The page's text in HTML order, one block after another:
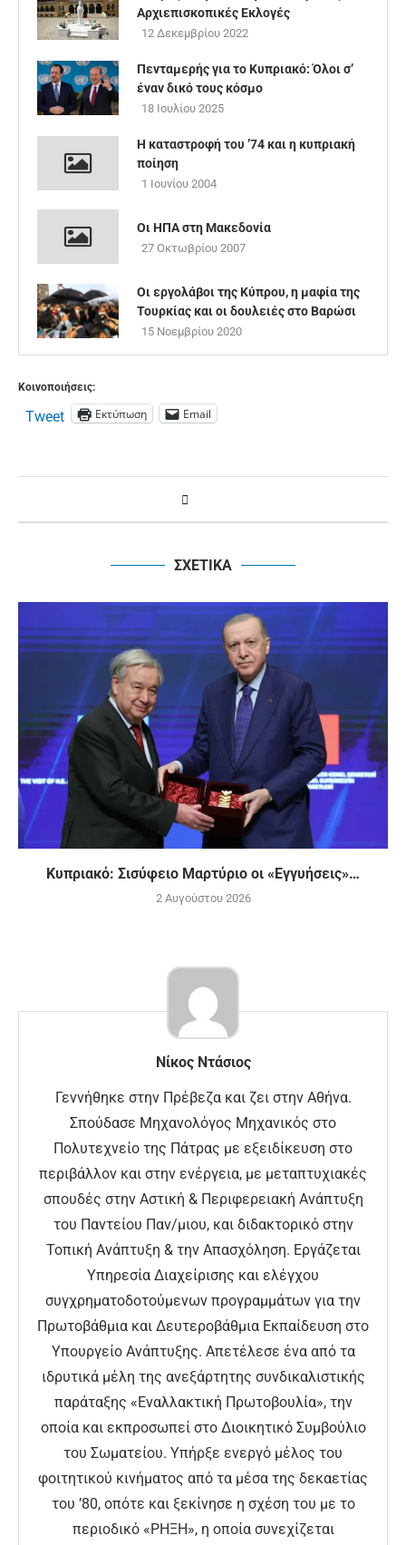
Αρχιεπισκοπικές Εκλογές
12 Δεκεμβρίου 2022
Πενταμερής για το Κυπριακό: Όλοι σ’
έναν δικό τους κόσμο
18 Ιουλίου 2025
Η καταστροφή του ’74 και η κυπριακή
ποίηση
1 Ιουνίου 2004
Οι ΗΠΑ στη Μακεδονία
27 Οκτωβρίου 2007
Οι εργολάβοι της Κύπρου, η μαφία της
Τουρκίας και οι δουλειές στο Βαρώσι
15 Νοεμβρίου 2020
Κοινοποιήσεις:
Tweet Εκτύπωση Email
ΣΧΕΤΙΚΑ
Κυπριακό: Σισύφειο Μαρτύριο οι «Εγγυήσεις»…
2 Αυγούστου 2026
Νίκος Ντάσιος
Γεννήθηκε στην Πρέβεζα και ζει στην Αθήνα.
Σπούδασε Μηχανολόγος Μηχανικός στο
Πολυτεχνείο της Πάτρας με εξειδίκευση στο
περιβάλλον και στην ενέργεια, με μεταπτυχιακές
σπουδές στην Αστική & Περιφερειακή Ανάπτυξη
του Παντείου Παν/μιου, και διδακτορικό στην
Τοπική Ανάπτυξη & την Απασχόληση. Εργάζεται
Υπηρεσία Διαχείρισης και ελέγχου
συγχρηματοδοτούμενων προγραμμάτων για την
Πρωτοβάθμια και Δευτεροβάθμια Εκπαίδευση στο
Υπουργείο Ανάπτυξης. Απετέλεσε ένα από τα
ιδρυτικά μέλη της ανεξάρτητης συνδικαλιστικής
παράταξης «Εναλλακτική Πρωτοβουλία», την
οποία και εκπροσωπεί στο Διοικητικό Συμβούλιο
του Σωματείου. Υπήρξε ενεργό μέλος του
φοιτητικού κινήματος από τα μέσα της δεκαετίας
του ’80, οπότε και ξεκίνησε η σχέση του με το
περιοδικό «ΡΗΞΗ», η οποία συνεχίζεται